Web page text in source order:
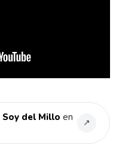
Soy del Millo en
↗